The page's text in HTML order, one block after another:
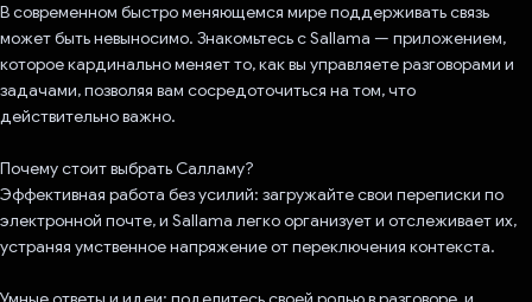
В современном быстро меняющемся мире поддерживать связь
может быть невыносимо. Знакомьтесь с Sallama — приложением,
которое кардинально меняет то, как вы управляете разговорами и
задачами, позволяя вам сосредоточиться на том, что
действительно важно.
Почему стоит выбрать Салламу?
Эффективная работа без усилий: загружайте свои переписки по
электронной почте, и Sallama легко организует и отслеживает их,
устраняя умственное напряжение от переключения контекста.